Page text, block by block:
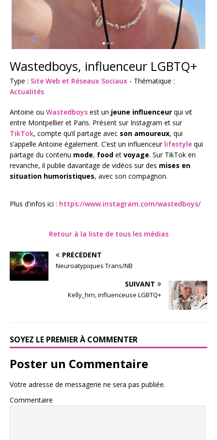
Wastedboys, influenceur LGBTQ+
Type : Site Web et Réseaux Sociaux - Thématique :
Actualités
Antoine ou Wastedboys est un jeune influenceur qui vit
entre Montpellier et Paris. Présent sur Instagram et sur
TikTok, compte qu’il partage avec son amoureux, qui
s’appelle Antoine également. C’est un influenceur lifestyle qui
partage du contenu mode, food et voyage. Sur TikTok en
revanche, il publie davantage de vidéos sur des mises en
situation humoristiques, avec son compagnon.
Plus d'infos ici : https://www.instagram.com/wastedboys/
Retour à la liste de tous les médias
PRÉCÉDENT
Neuroatypiques Trans/NB
SUIVANT
Kelly_hrn, influenceuse LGBTQ+
SOYEZ LE PREMIER À COMMENTER
Poster un Commentaire
Votre adresse de messagerie ne sera pas publiée.
Commentaire